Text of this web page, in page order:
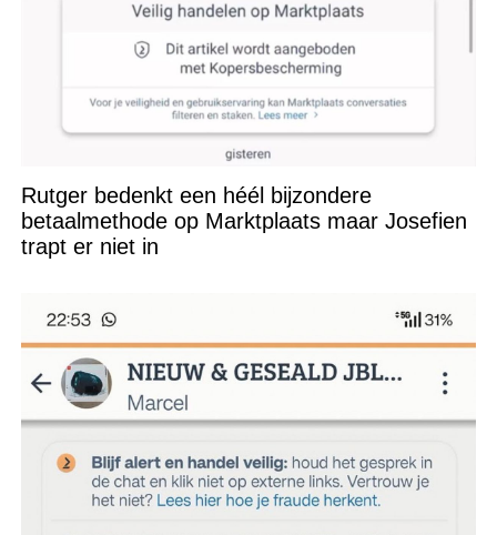
Rutger bedenkt een héél bijzondere
betaalmethode op Marktplaats maar Josefien
trapt er niet in